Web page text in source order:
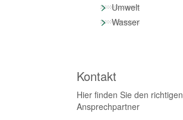
>Umwelt
>Wasser
Kontakt
Hier finden Sie den richtigen
Ansprechpartner